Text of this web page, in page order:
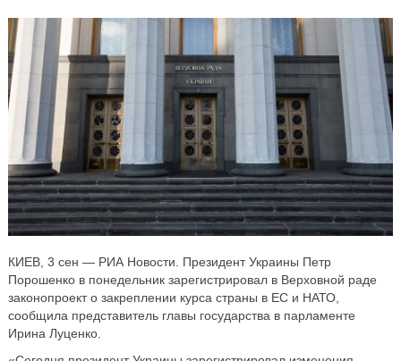
КИЕВ, 3 сен — РИА Новости. Президент Украины Петр
Порошенко в понедельник зарегистрировал в Верховной раде
законопроект о закреплении курса страны в ЕС и НАТО,
сообщила представитель главы государства в парламенте
Ирина Луценко.